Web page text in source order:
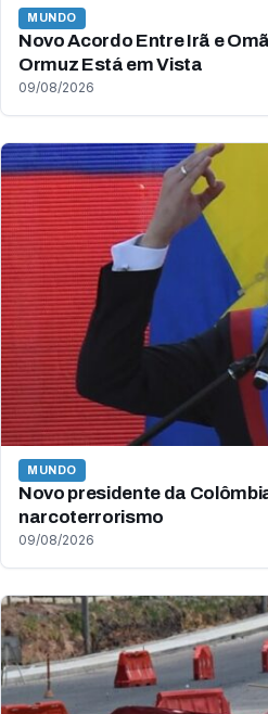
MUNDO
Novo Acordo Entre Irã e
Ormuz Está em Vista
09/08/2026
MUNDO
Novo presidente da
narcoterrorismo
09/08/2026